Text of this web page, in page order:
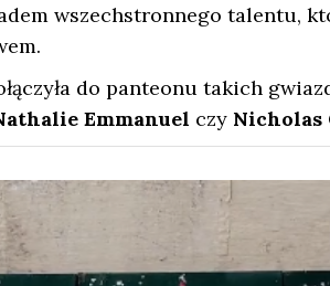
wszechstronnego talentu,
do panteonu takich
Emmanuel czy